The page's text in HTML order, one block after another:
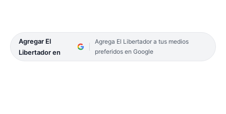
Agregar El
Libertador en
Agrega El Libertador a tus medios
preferidos en Google